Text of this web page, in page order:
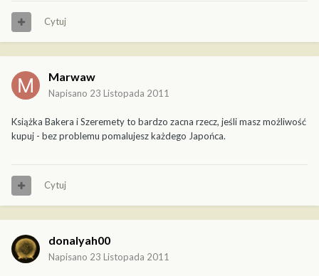
Cytuj
Marwaw
Napisano 23 Listopada 2011
Książka Bakera i Szeremety to bardzo zacna rzecz, jeśli masz możliwość
kupuj - bez problemu pomalujesz każdego Japońca.
Cytuj
donalyah00
Napisano 23 Listopada 2011